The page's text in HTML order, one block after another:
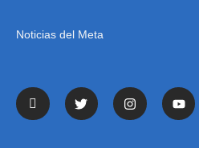
Noticias del Meta